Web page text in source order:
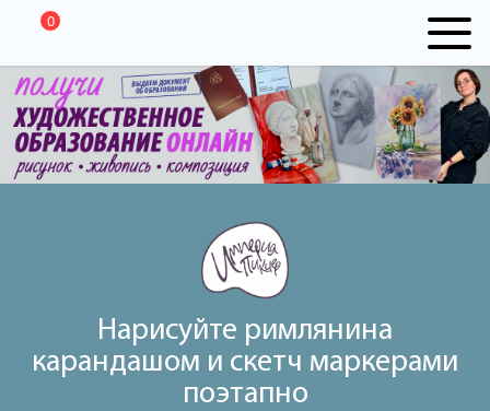
0
Нарисуйте римлянина
карандашом и скетч маркерами
поэтапно